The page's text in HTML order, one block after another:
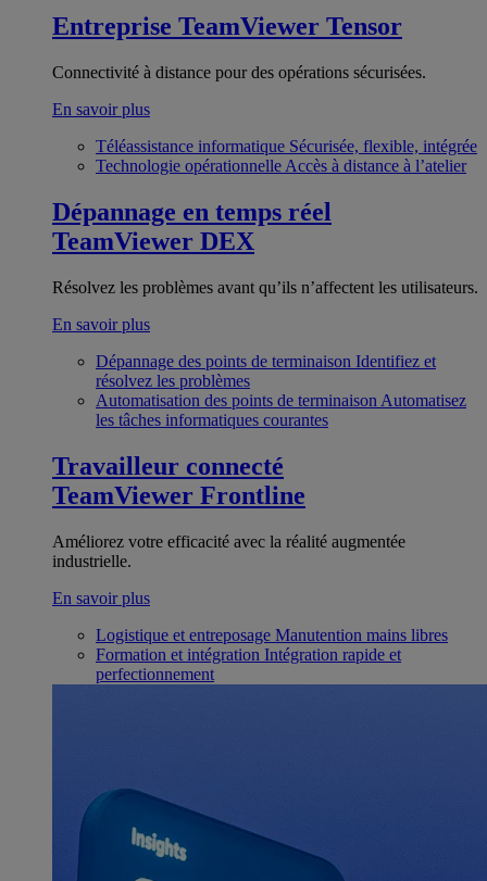
Entreprise TeamViewer Tensor
Connectivité à distance pour des opérations sécurisées.
En savoir plus
Téléassistance informatique Sécurisée, flexible, intégrée
Technologie opérationnelle Accès à distance à l’atelier
Dépannage en temps réel
TeamViewer DEX
Résolvez les problèmes avant qu’ils n’affectent les utilisateurs.
En savoir plus
Dépannage des points de terminaison Identifiez et
résolvez les problèmes
Automatisation des points de terminaison Automatisez
les tâches informatiques courantes
Travailleur connecté
TeamViewer Frontline
Améliorez votre efficacité avec la réalité augmentée
industrielle.
En savoir plus
Logistique et entreposage Manutention mains libres
Formation et intégration Intégration rapide et
perfectionnement